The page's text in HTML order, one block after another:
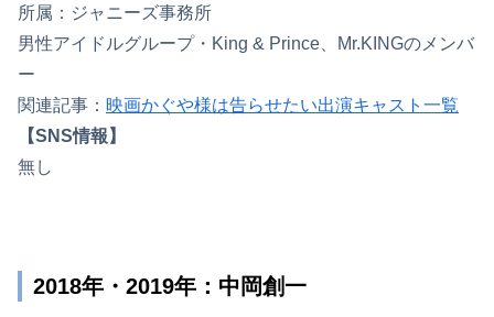
所属：ジャニーズ事務所
男性アイドルグループ・King & Prince、Mr.KINGのメンバ
ー
関連記事： 映画かぐや様は告らせたい出演キャスト一覧
【SNS情報】
無し
2018年・2019年：中岡創一